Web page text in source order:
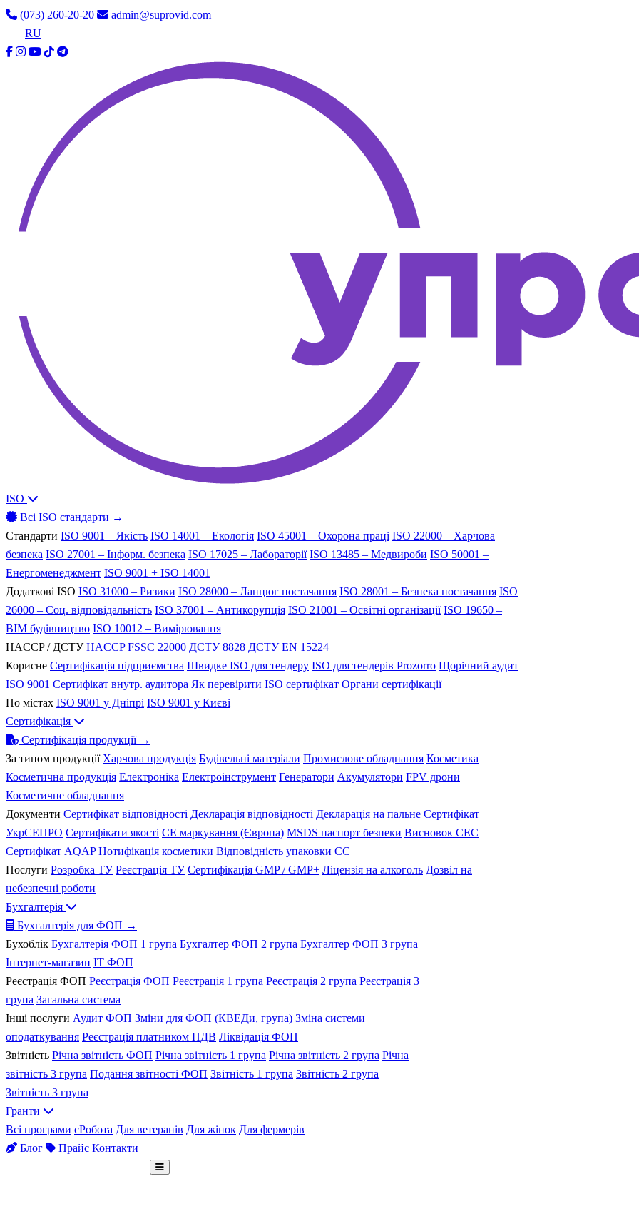
(073) 260-20-20
admin@suprovid.com
RU
ISO
Всі ISO стандарти →
Стандарти ISO 9001 – Якість ISO 14001 – Екологія ISO 45001 – Охорона праці ISO 22000 – Харчова
безпека ISO 27001 – Інформ. безпека ISO 17025 – Лабораторії ISO 13485 – Медвироби ISO 50001 –
Енергоменеджмент ISO 9001 + ISO 14001
Додаткові ISO ISO 31000 – Ризики ISO 28000 – Ланцюг постачання ISO 28001 – Безпека постачання ISO
26000 – Соц. відповідальність ISO 37001 – Антикорупція ISO 21001 – Освітні організації ISO 19650 –
BIM будівництво ISO 10012 – Вимірювання
HACCP / ДСТУ HACCP FSSC 22000 ДСТУ 8828 ДСТУ EN 15224
Корисне Сертифікація підприємства Швидке ISO для тендеру ISO для тендерів Prozorro Щорічний аудит
ISO 9001 Сертифікат внутр. аудитора Як перевірити ISO сертифікат Органи сертифікації
По містах ISO 9001 у Дніпрі ISO 9001 у Києві
Сертифікація
Сертифікація продукції →
За типом продукції Харчова продукція Будівельні матеріали Промислове обладнання Косметика
Косметична продукція Електроніка Електроінструмент Генератори Акумулятори FPV дрони
Косметичне обладнання
Документи Сертифікат відповідності Декларація відповідності Декларація на пальне Сертифікат
УкрСЕПРО Сертифікати якості CE маркування (Європа) MSDS паспорт безпеки Висновок СЕС
Сертифікат AQAP Нотифікація косметики Відповідність упаковки ЄС
Послуги Розробка ТУ Реєстрація ТУ Сертифікація GMP / GMP+ Ліцензія на алкоголь Дозвіл на
небезпечні роботи
Бухгалтерія
Бухгалтерія для ФОП →
Бухоблік Бухгалтерія ФОП 1 група Бухгалтер ФОП 2 група Бухгалтер ФОП 3 група
Інтернет-магазин IT ФОП
Реєстрація ФОП Реєстрація ФОП Реєстрація 1 група Реєстрація 2 група Реєстрація 3
група Загальна система
Інші послуги Аудит ФОП Зміни для ФОП (КВЕДи, група) Зміна системи
оподаткування Реєстрація платником ПДВ Ліквідація ФОП
Звітність Річна звітність ФОП Річна звітність 1 група Річна звітність 2 група Річна
звітність 3 група Подання звітності ФОП Звітність 1 група Звітність 2 група
Звітність 3 група
Гранти
Всі програми єРобота Для ветеранів Для жінок Для фермерів
Блог
Прайс Контакти